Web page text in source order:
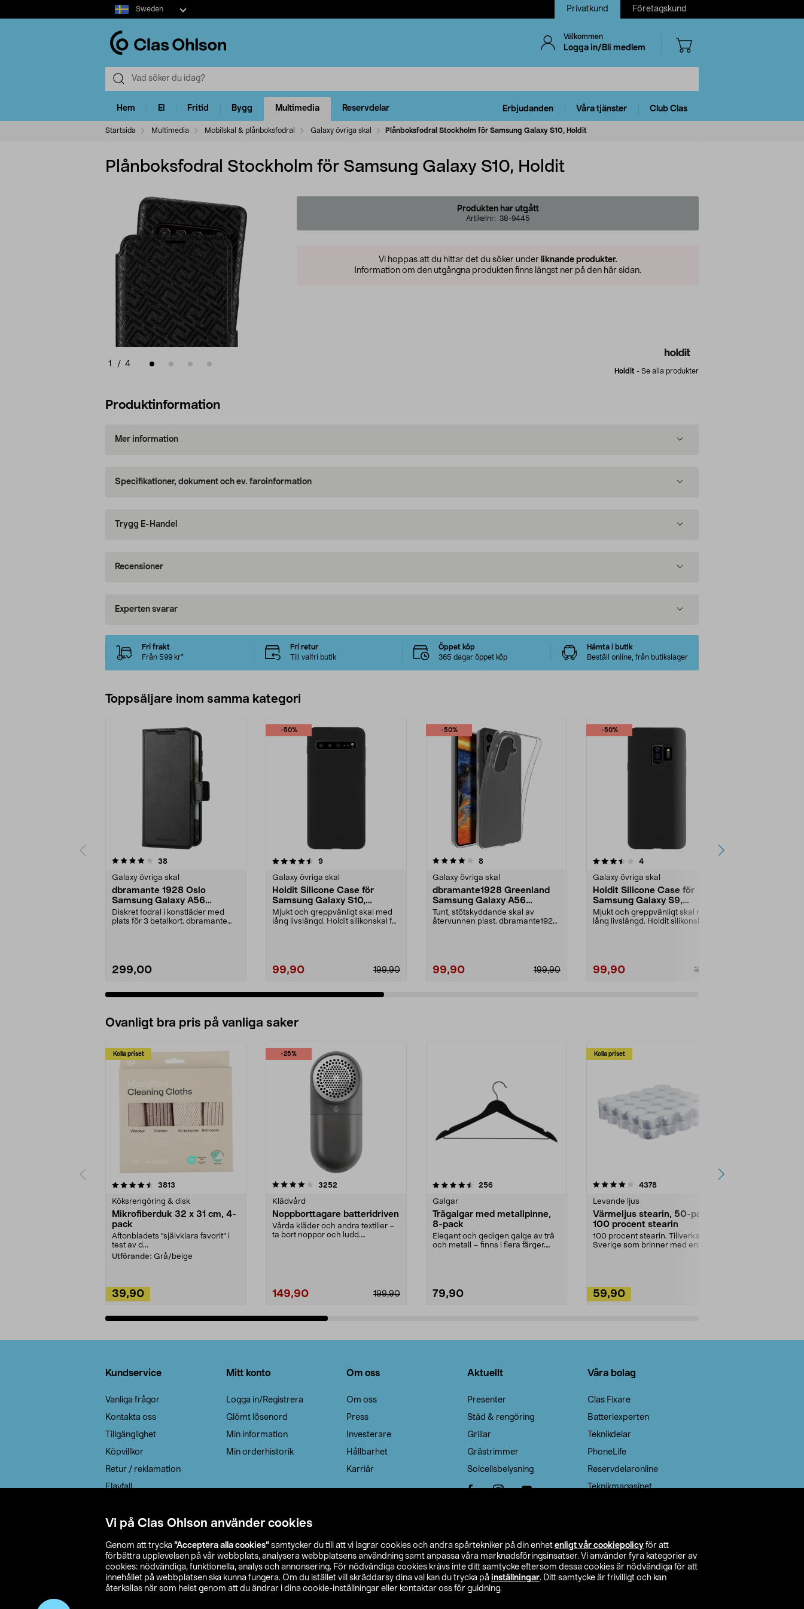
Vi på Clas Ohlson använder cookies
Genom att trycka ”Acceptera alla cookies” samtycker du till att vi lagrar cookies och andra spårtekniker på din enhet enligt vår cookiepolicy för att
förbättra upplevelsen på vår webbplats, analysera webbplatsens användning samt anpassa våra marknadsföringsinsatser. Vi använder fyra kategorier av
cookies: nödvändiga, funktionella, analys och annonsering. För nödvändiga cookies krävs inte ditt samtycke eftersom dessa cookies är nödvändiga för att
innehållet på webbplatsen ska kunna fungera. Om du istället vill skräddarsy dina val kan du trycka på inställningar. Ditt samtycke är frivilligt och kan
återkallas när som helst genom att du ändrar i dina cookie-inställningar eller kontaktar oss för guidning.
Select
market
Sweden Privatkund Företagskund
Välkommen
Logga in/Bli medlem
Hem El Fritid Bygg Multimedia Reservdelar Erbjudanden Våra tjänster Club Clas
Startsida Multimedia Mobilskal & plånboksfodral Galaxy övriga skal Plånboksfodral Stockholm för Samsung Galaxy S10, Holdit
Plånboksfodral Stockholm för Samsung Galaxy S10, Holdit
1 / 4
Produkten har utgått
Artikelnr: 38-9445
Vi hoppas att du hittar det du söker under liknande produkter.
Information om den utgångna produkten finns längst ner på den här sidan.
Holdit - Se alla produkter
Produktinformation
Mer information
Specifikationer, dokument och ev. faroinformation
Trygg E-Handel
Recensioner
Experten svarar
Fri frakt
Från 599 kr*
Fri retur
Till valfri butik
Öppet köp
365 dagar öppet köp
Hämta i butik
Beställ online, från butikslager
Toppsäljare inom samma kategori
38recensioner
Galaxy övriga skal
dbramante 1928 Oslo
Samsung Galaxy A56
plånboksfodral
Diskret fodral i konstläder med
plats för 3 betalkort. dbramante
299,00
-50%
4.5 av 5 stjärnor 9recensioner
Galaxy övriga skal
Holdit Silicone Case för
Samsung Galaxy S10,
mobilskal
Mjukt och greppvänligt skal med
lång livslängd. Holdit silikonskal för
99,90 199,90
-50%
4.0 av 5 stjärnor 8recensioner
Galaxy övriga skal
dbramante1928 Greenland
Samsung Galaxy A56
mobilskal
Tunt, stötskyddande skal av
återvunnen plast. dbramante1928
99,90 199,90
-50%
3.5 av 5 stjärnor 4recensioner
Galaxy övriga skal
Holdit Silicone Case för
Samsung Galaxy S9,
mobilskal
Mjukt och greppvänligt skal med
lång livslängd. Holdit silikonskal för
99,90 199,90
4.0 av 5 stjärnor
Ovanligt bra pris på vanliga saker
Kolla priset
3813
Köksrengöring & disk
Mikrofiberduk 32 x 31 cm, 4-
pack
Aftonbladets "självklara favorit” i
test av d...
Utförande: Grå/beige
39,90
-25%
4.0av 5 stjärnor 3252
Klädvård
Noppborttagare batteridriven
Vårda kläder och andra textilier –
ta bort noppor och ludd.
199,90
149,90
4.5av 5 stjärnor 256recensioner
Galgar
Trägalgar med metallpinne,
8-pack
Elegant och gedigen galge av trä
och metall – finns i flera färger.
79,90
Kolla priset
4.0av 5 stjärnor 4378recensioner
Levande ljus
Värmeljus stearin, 50-pack,
100 procent stearin
100 procent stearin. Tillverkade i
Sverige som brinner med en
59,90
4.5av 5 stjärnor
Kundservice
Vanliga frågor
Kontakta oss
Tillgänglighet
Köpvillkor
Retur / reklamation
Elavfall
Leveransalternativ
Mitt konto
Logga in/Registrera
Glömt lösenord
Min information
Min orderhistorik
Om oss
Om oss
Press
Investerare
Hållbarhet
Karriär
Aktuellt
Presenter
Städ & rengöring
Grillar
Grästrimmer
Solcellsbelysning
Våra bolag
Clas Fixare
Batteriexperten
Teknikdelar
PhoneLife
Reservdelaronline
Teknikmagasinet